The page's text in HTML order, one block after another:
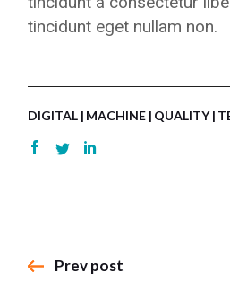
tincidunt eget nullam non.
DIGITAL MACHINE QUALITY
Prev post